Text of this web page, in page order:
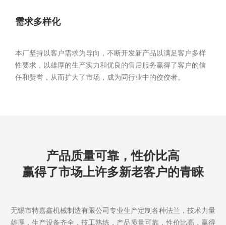
需求多样化
本厂坚持以客户需求为导向，不断开发新产品以满足客户多样
性要求，以雄厚的生产实力和优良的售后服务赢得了客户的信
任和赞誉，从而扩大了市场，成为同行业中的佼佼者。
产品质量可靠，性价比高
赢得了市场上许多新老客户的青睐
无锡市特嘉鑫机械制造有限公司专业生产定制各种法兰，技术力量
雄厚，生产设备齐全，技工熟练，产品质量可靠，性价比高，赢得